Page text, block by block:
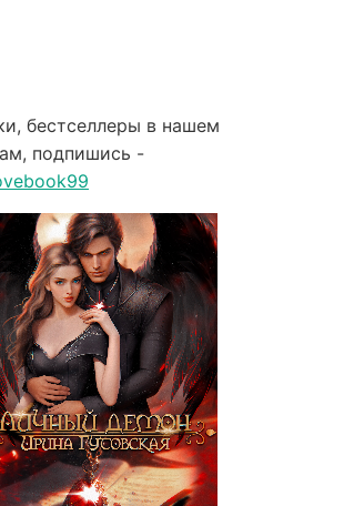
бестселлеры в нашем
подпишись -